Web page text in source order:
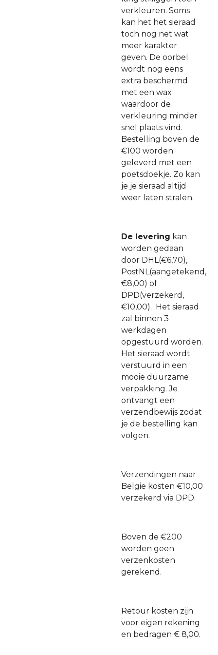
verkleuren. Soms
kan het het sieraad
toch nog net wat
meer karakter
geven. De oorbel
wordt nog eens
extra beschermd
met een wax
waardoor de
verkleuring minder
snel plaats vind.
Bestelling boven de
€100 worden
geleverd met een
poetsdoekje. Zo kan
je je sieraad altijd
weer laten stralen.
De levering kan
worden gedaan
door DHL(€6,70),
PostNL(aangetekend,
€8,00) of
DPD(verzekerd,
€10,00). Het sieraad
zal binnen 3
werkdagen
opgestuurd worden.
Het sieraad wordt
verstuurd in een
mooie duurzame
verpakking. Je
ontvangt een
verzendbewijs zodat
je de bestelling kan
volgen.
Verzendingen naar
Belgie kosten €10,00
verzekerd via DPD.
Boven de €200
worden geen
verzenkosten
gerekend.
Retour kosten zijn
voor eigen rekening
en bedragen € 8,00.